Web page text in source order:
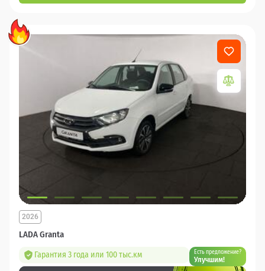
LADA Granta
2026
Гарантия 3 года или 100 тыс.км Есть предложение?
Улучшим!